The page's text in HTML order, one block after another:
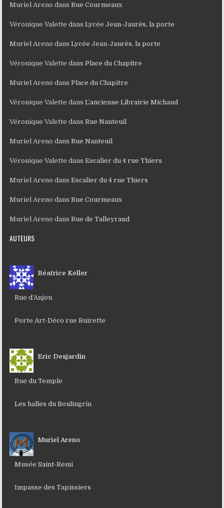
Muriel Areno dansRue Courmeaux
Véronique Valette dansLycée Jean-Jaurès, la porte
Muriel Areno dansLycée Jean-Jaurès, la porte
Véronique Valette dansPlace du Chapitre
Muriel Areno dansPlace du Chapitre
Véronique Valette dansL’ancienne Librairie Michaud
Véronique Valette dansRue Nanteuil
Muriel Areno dansRue Nanteuil
Véronique Valette dansEscalier du 4 rue Thiers
Muriel Areno dansEscalier du 4 rue Thiers
Muriel Areno dansRue Courmeaux
Muriel Areno dansRue de Talleyrand
AUTEURS
Béatrice Keller
Rue d’Anjou
Porte Art-Déco rue Buirette
Eric Desjardin
Rue du Temple
Les halles du Boulingrin
Muriel Areno
Musée Saint-Remi
Impasse des Tapissiers